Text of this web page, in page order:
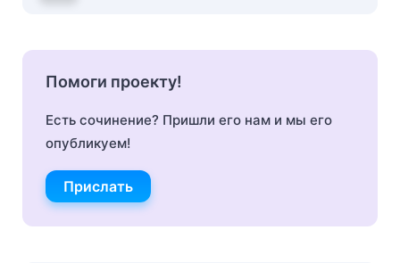
Помоги проекту!
Есть сочинение? Пришли его нам и мы его
опубликуем!
Прислать